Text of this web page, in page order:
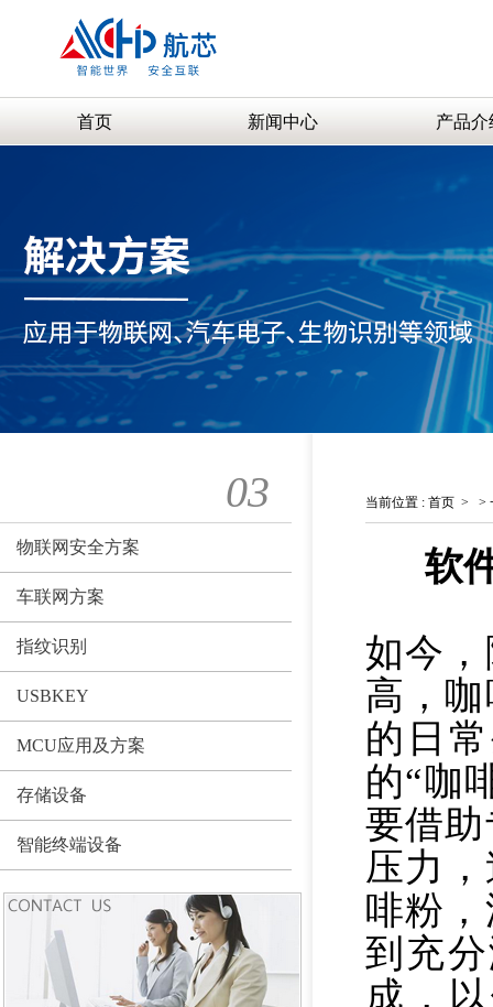
首页 新闻中心 产品介
03
物联网安全方案
车联网方案
指纹识别
USBKEY
MCU应用及方案
存储设备
智能终端设备
当前位置 : 首页 > >
软
如今
高，
的日
的“咖
要借
压力
啡粉
到充
成，